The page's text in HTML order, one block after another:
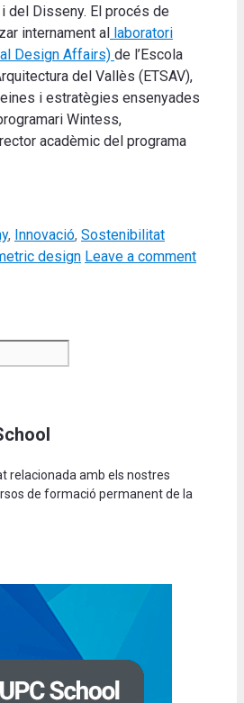
del Disseny. El procés de
internament al
laboratori
Design Affairs) de l’Escola
del Vallès (ETSAV),
i estratègies ensenyades
Wintess,
acadèmic del programa
, Innovació, SostenibilitatTags
design Leave a comment
relacionada amb els nostres
de formació permanent de la